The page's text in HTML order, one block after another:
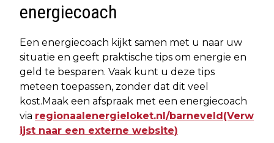
energiecoach
Een energiecoach kijkt samen met u naar uw
situatie en geeft praktische tips om energie en
geld te besparen. Vaak kunt u deze tips
meteen toepassen, zonder dat dit veel
kost.Maak een afspraak met een energiecoach
via regionaalenergieloket.nl/barneveld(Verw
ijst naar een externe website)